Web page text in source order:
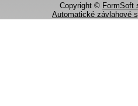
Copyright © FormSoft
Automatické závlahové